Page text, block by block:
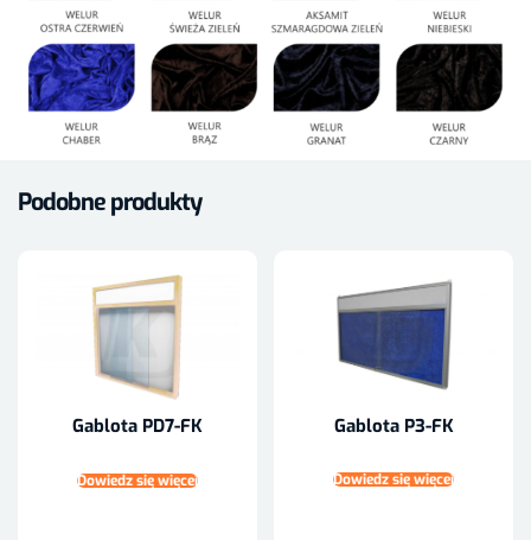
Podobne produkty
Gablota PD7-FK
Dowiedz się więcej
Gablota P3-FK
Dowiedz się więcej